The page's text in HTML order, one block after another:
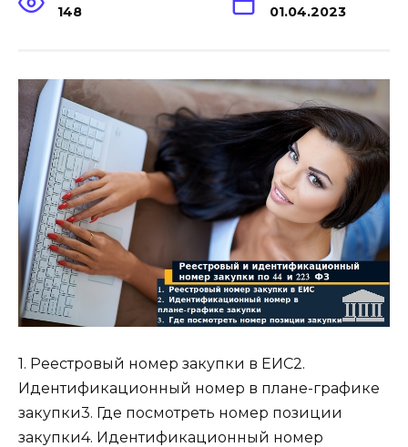
148 01.04.2023
1. Реестровый номер закупки в ЕИС2.
Идентификационный номер в плане-графике
закупки3. Где посмотреть номер позиции
закупки4. Идентификационный номер